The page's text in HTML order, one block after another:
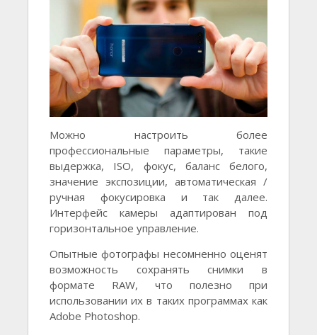
Можно настроить более
профессиональные параметры, такие
выдержка, ISO, фокус, баланс белого,
значение экспозиции, автоматическая /
ручная фокусировка и так далее.
Интерфейс камеры адаптирован под
горизонтальное управление.
Опытные фотографы несомненно оценят
возможность сохранять снимки в
формате RAW, что полезно при
использовании их в таких программах как
Adobe Photoshop.